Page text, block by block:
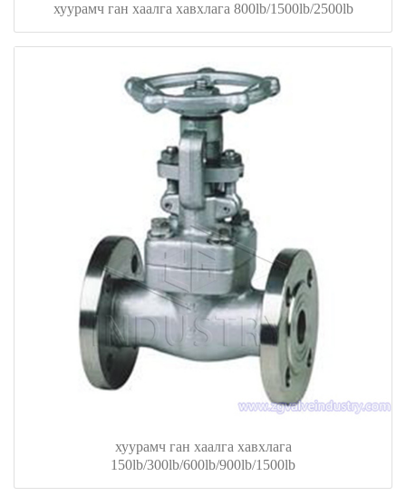
хуурамч ган хаалга хавхлага 800lb/1500lb/2500lb
хуурамч ган хаалга хавхлага
150lb/300lb/600lb/900lb/1500lb